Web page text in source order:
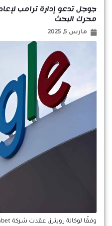
جوجل تدعو إدارة ترامب
محرك البحث
مارس 5, 2025